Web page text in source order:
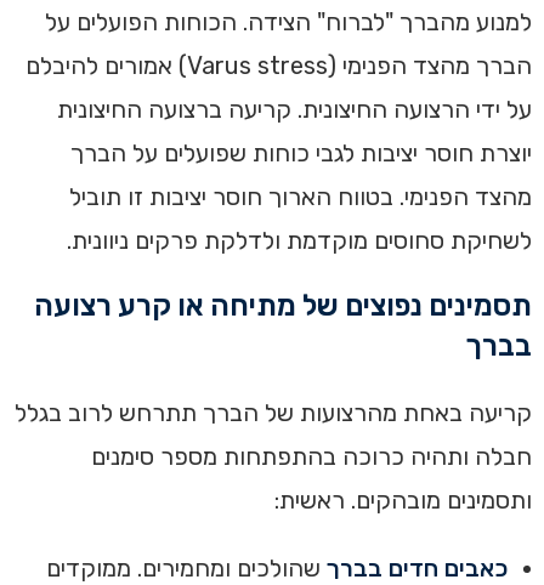
למנוע מהברך "לברוח" הצידה. הכוחות הפועלים על
הברך מהצד הפנימי (Varus stress) אמורים להיבלם
על ידי הרצועה החיצונית. קריעה ברצועה החיצונית
יוצרת חוסר יציבות לגבי כוחות שפועלים על הברך
מהצד הפנימי. בטווח הארוך חוסר יציבות זו תוביל
לשחיקת סחוסים מוקדמת ולדלקת פרקים ניוונית.
תסמינים נפוצים של מתיחה או קרע רצועה
בברך
קריעה באחת מהרצועות של הברך תתרחש לרוב בגלל
חבלה ותהיה כרוכה בהתפתחות מספר סימנים
ותסמינים מובהקים. ראשית:
כאבים חדים בברך שהולכים ומחמירים. ממוקדים